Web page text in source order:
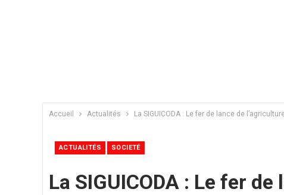
Accueil Actualités La SIGUICODA : Le fer de lance de
ACTUALITÉS SOCIETÉ
La SIGUICODA : Le fer